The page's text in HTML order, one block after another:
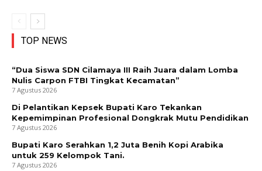
TOP NEWS
“Dua Siswa SDN Cilamaya III Raih Juara dalam Lomba
Nulis Carpon FTBI Tingkat Kecamatan”
7 Agustus 2026
Di Pelantikan Kepsek Bupati Karo Tekankan
Kepemimpinan Profesional Dongkrak Mutu Pendidikan
7 Agustus 2026
Bupati Karo Serahkan 1,2 Juta Benih Kopi Arabika
untuk 259 Kelompok Tani.
7 Agustus 2026